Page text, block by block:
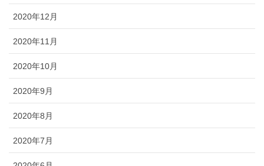
2020年12月
2020年11月
2020年10月
2020年9月
2020年8月
2020年7月